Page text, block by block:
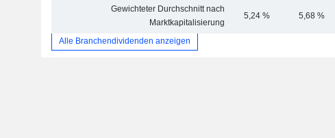
Gewichteter Durchschnitt nach
Marktkapitalisierung
5,24 % 5,68 %
Alle Branchendividenden anzeigen